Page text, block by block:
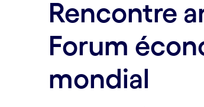
Rencontre
Forum
mondial